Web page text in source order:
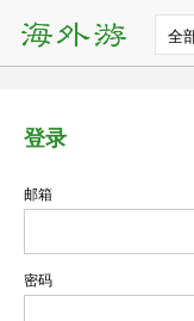
全
登录
邮箱
密码